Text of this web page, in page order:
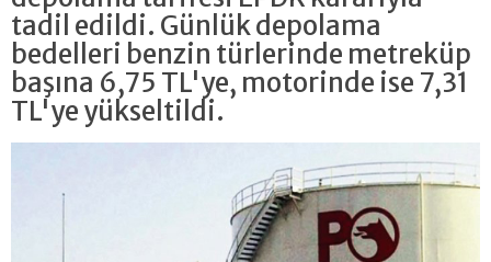
tadil edildi. Günlük depolama
bedelleri benzin türlerinde metreküp
başına 6,75 TL'ye, motorinde ise 7,31
TL'ye yükseltildi.